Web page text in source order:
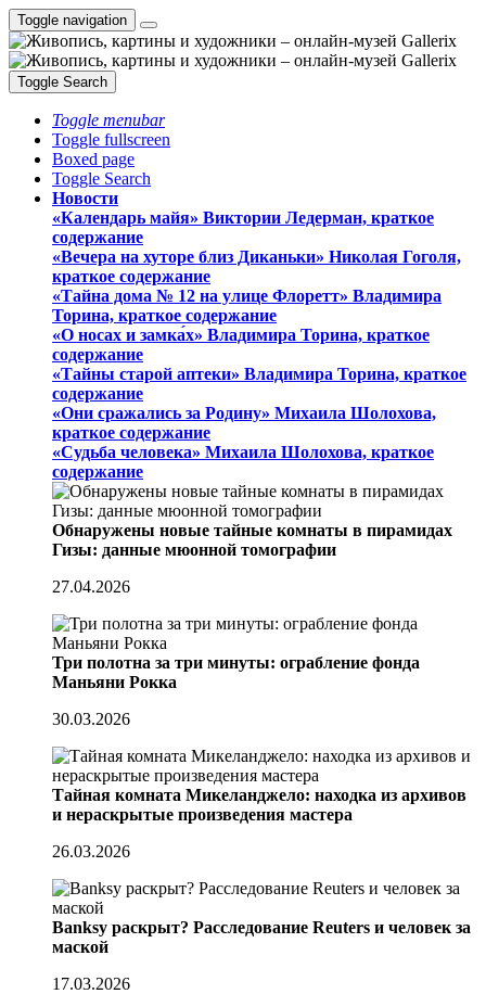
Toggle navigation
Toggle Search
Toggle menubar
Toggle fullscreen
Boxed page
Toggle Search
Новости
«Календарь майя» Виктории Ледерман, краткое
содержание
«Вечера на хуторе близ Диканьки» Николая Гоголя,
краткое содержание
«Тайна дома № 12 на улице Флоретт» Владимира
Торина, краткое содержание
«О носах и замка́х» Владимира Торина, краткое
содержание
«Тайны старой аптеки» Владимира Торина, краткое
содержание
«Они сражались за Родину» Михаила Шолохова,
краткое содержание
«Судьба человека» Михаила Шолохова, краткое
содержание
Обнаружены новые тайные комнаты в пирамидах
Гизы: данные мюонной томографии
27.04.2026
Три полотна за три минуты: ограбление фонда
Маньяни Рокка
30.03.2026
Тайная комната Микеланджело: находка из архивов
и нераскрытые произведения мастера
26.03.2026
Banksy раскрыт? Расследование Reuters и человек за
маской
17.03.2026